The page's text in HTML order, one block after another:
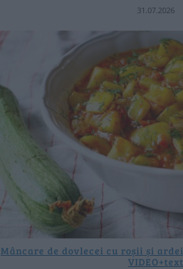
31.07.2026
Mâncare de dovlecei cu roșii și
VIDEO+text